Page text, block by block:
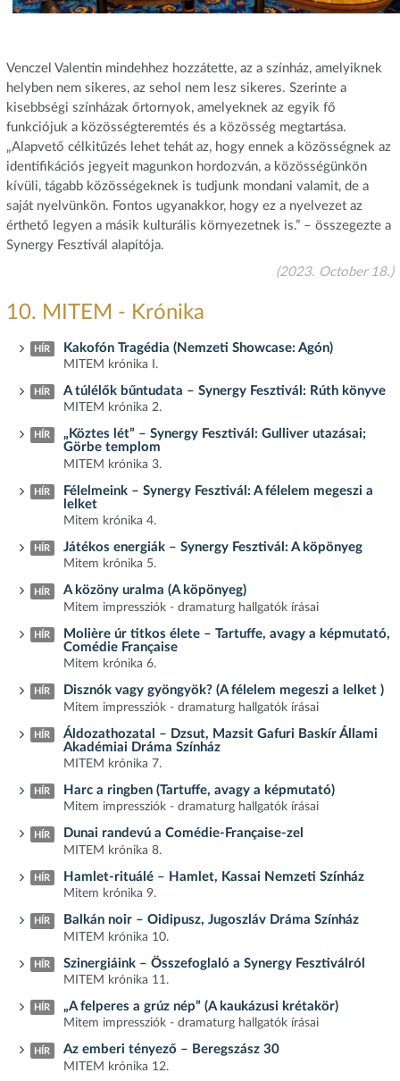
Venczel Valentin mindehhez hozzátette, az a színház, amelyiknek
helyben nem sikeres, az sehol nem lesz sikeres. Szerinte a
kisebbségi színházak őrtornyok, amelyeknek az egyik fő
funkciójuk a közösségteremtés és a közösség megtartása.
„Alapvető célkitűzés lehet tehát az, hogy ennek a közösségnek az
identifikációs jegyeit magunkon hordozván, a közösségünkön
kívüli, tágabb közösségeknek is tudjunk mondani valamit, de a
saját nyelvünkön. Fontos ugyanakkor, hogy ez a nyelvezet az
érthető legyen a másik kulturális környezetnek is.” – összegezte a
Synergy Fesztivál alapítója.
(2023. October 18.)
10. MITEM - Krónika
HÍR Kakofón Tragédia (Nemzeti Showcase: Agón)
MITEM krónika I.
HÍR A túlélők bűntudata – Synergy Fesztivál: Rúth könyve
MITEM krónika 2.
HÍR
„Köztes lét” – Synergy Fesztivál: Gulliver utazásai;
Görbe templom
MITEM krónika 3.
HÍR
Félelmeink – Synergy Fesztivál: A félelem megeszi a
lelket
Mitem krónika 4.
HÍR Játékos energiák – Synergy Fesztivál: A köpönyeg
Mitem krónika 5.
HÍR A közöny uralma (A köpönyeg)
Mitem impressziók - dramaturg hallgatók írásai
HÍR
Molière úr titkos élete – Tartuffe, avagy a képmutató,
Comédie Française
Mitem krónika 6.
HÍR Disznók vagy gyöngyök? (A félelem megeszi a lelket )
Mitem impressziók - dramaturg hallgatók írásai
HÍR
Áldozathozatal – Dzsut, Mazsit Gafuri Baskír Állami
Akadémiai Dráma Színház
MITEM krónika 7.
HÍR Harc a ringben (Tartuffe, avagy a képmutató)
Mitem impressziók - dramaturg hallgatók írásai
HÍR Dunai randevú a Comédie-Française-zel
MITEM krónika 8.
HÍR Hamlet-rituálé – Hamlet, Kassai Nemzeti Színház
Mitem krónika 9.
HÍR Balkán noir – Oidipusz, Jugoszláv Dráma Színház
MITEM krónika 10.
HÍR Szinergiáink – Összefoglaló a Synergy Fesztiválról
MITEM krónika 11.
HÍR „A felperes a grúz nép” (A kaukázusi krétakör)
Mitem impressziók - dramaturg hallgatók írásai
HÍR Az emberi tényező – Beregszász 30
MITEM krónika 12.